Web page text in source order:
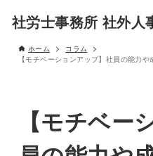
社労士事務所 社外人
ホーム
コラム
【モチベーションアップ】社員の能力
【モチベー